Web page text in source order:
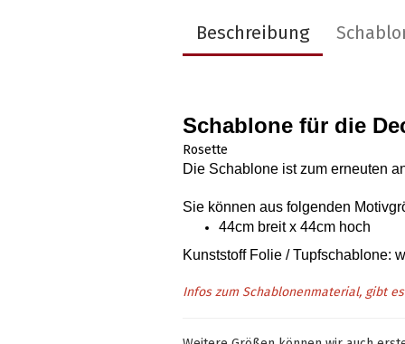
Beschreibung
Schablone für die
Rosette
Die Schablone ist zum erneuten
Sie können aus folgenden
44cm breit x 44cm hoch
Kunststoff Folie / Tupfschablone:
Infos zum Schablonenmaterial, gibt